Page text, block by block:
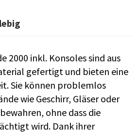
2000 inkl. Konsoles sind aus
gefertigt und bieten eine
Sie können problemlos
wie Geschirr, Gläser oder
ohne dass die
wird. Dank ihrer